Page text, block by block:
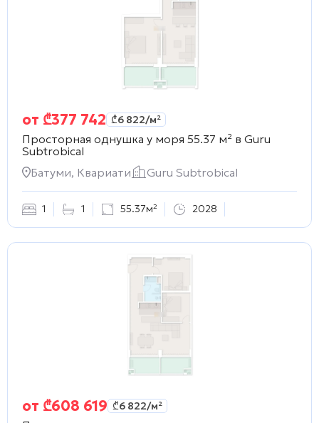
от ₾377 742 ₾6 822/м²
Просторная однушка у моря 55.37 м² в Guru
Subtrobical
Батуми, Квариати
Guru Subtrobical
1 1 55.37м² 2028
от ₾608 619 ₾6 822/м²